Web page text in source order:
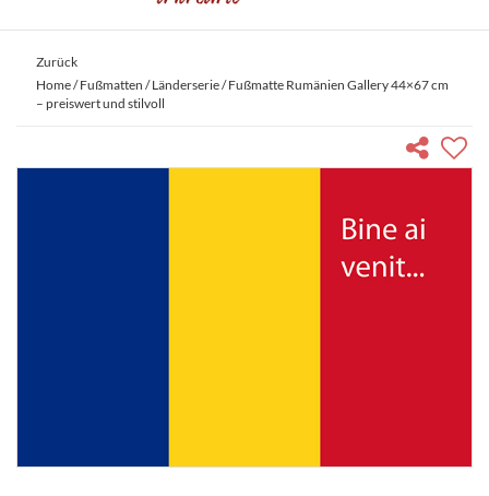
Zurück
Home/Fußmatten /Länderserie/ Fußmatte Rumänien Gallery 44×67 cm
– preiswert und stilvoll